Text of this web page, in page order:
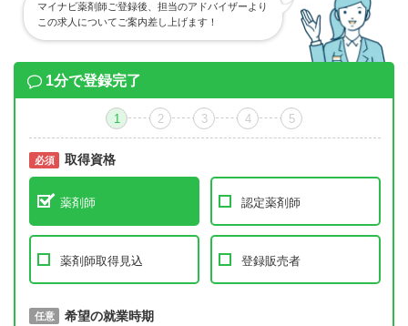
マイナビ薬剤師ご登録後、担当のアドバイザーより
この求人についてご案内差し上げます！
1分で登録完了
1 2 3 4 5
必須 取得資格
薬剤師 認定薬剤師
薬剤師取得見込 登録販売者
必須 取得予定年
任意 希望の就業時期